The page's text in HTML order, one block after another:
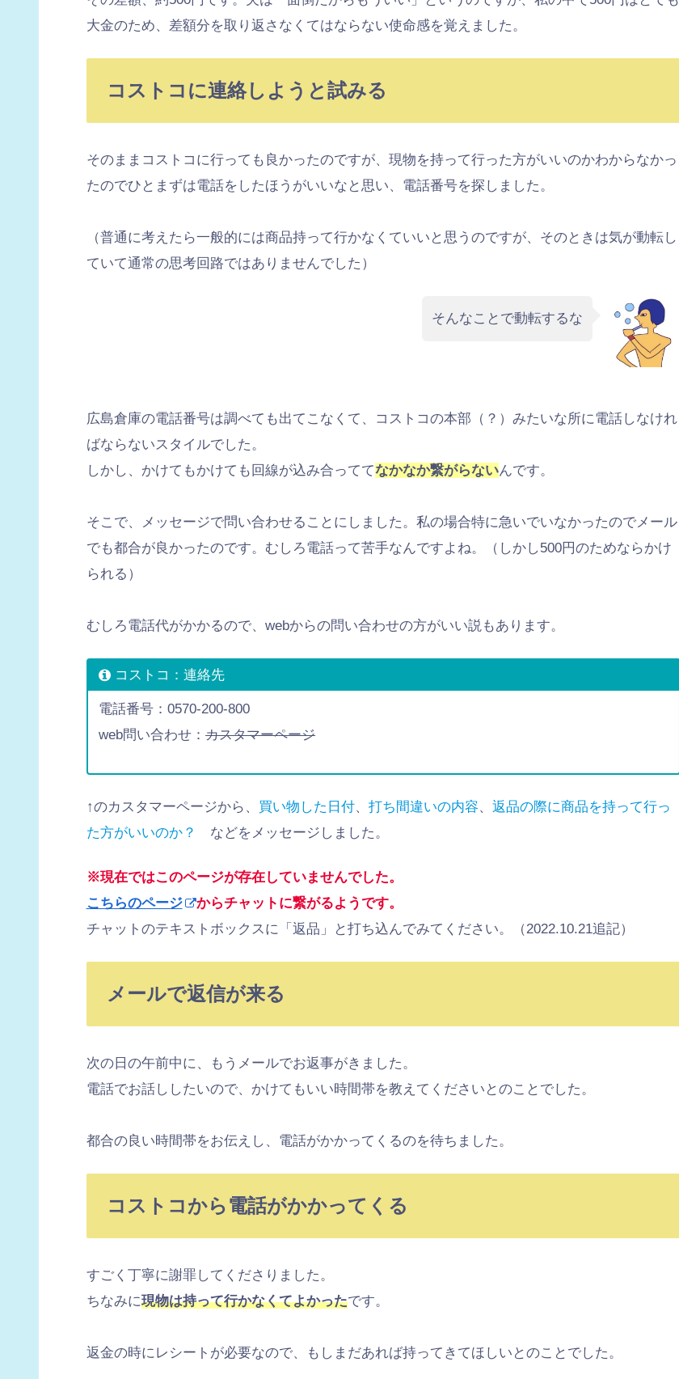
大金のため、差額分を取り返さなくてはならない使命感を覚えました。
コストコに連絡しようと試みる
そのままコストコに行っても良かったのですが、現物を持って行った方がいいのかわからなかっ
たのでひとまずは電話をしたほうがいいなと思い、電話番号を探しました。
（普通に考えたら一般的には商品持って行かなくていいと思うのですが、そのときは気が動転し
ていて通常の思考回路ではありませんでした）
そんなことで動転するな
広島倉庫の電話番号は調べても出てこなくて、コストコの本部（？）みたいな所に電話しなけれ
ばならないスタイルでした。
しかし、かけてもかけても回線が込み合っててなかなか繋がらないんです。
そこで、メッセージで問い合わせることにしました。私の場合特に急いでいなかったのでメール
でも都合が良かったのです。むしろ電話って苦手なんですよね。（しかし500円のためならかけ
られる）
むしろ電話代がかかるので、webからの問い合わせの方がいい説もあります。
コストコ：連絡先
電話番号：0570-200-800
web問い合わせ：カスタマーページ
↑のカスタマーページから、 買い物した日付、 打ち間違いの内容、 返品の際に商品を持って行っ
た方がいいのか？
などをメッセージしました。
※現在ではこのページが存在していませんでした。
こちらのページ
からチャットに繋がるようです。
チャットのテキストボックスに「返品」と打ち込んでみてください。（2022.10.21追記）
メールで返信が来る
次の日の午前中に、もうメールでお返事がきました。
電話でお話ししたいので、かけてもいい時間帯を教えてくださいとのことでした。
都合の良い時間帯をお伝えし、電話がかかってくるのを待ちました。
コストコから電話がかかってくる
すごく丁寧に謝罪してくださりました。
ちなみに現物は持って行かなくてよかったです。
返金の時にレシートが必要なので、もしまだあれば持ってきてほしいとのことでした。